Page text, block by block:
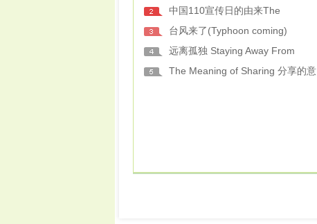
中国110宣传日的由来The
台风来了(Typhoon coming)
远离孤独 Staying Away From
The Meaning of Sharing 分享的意